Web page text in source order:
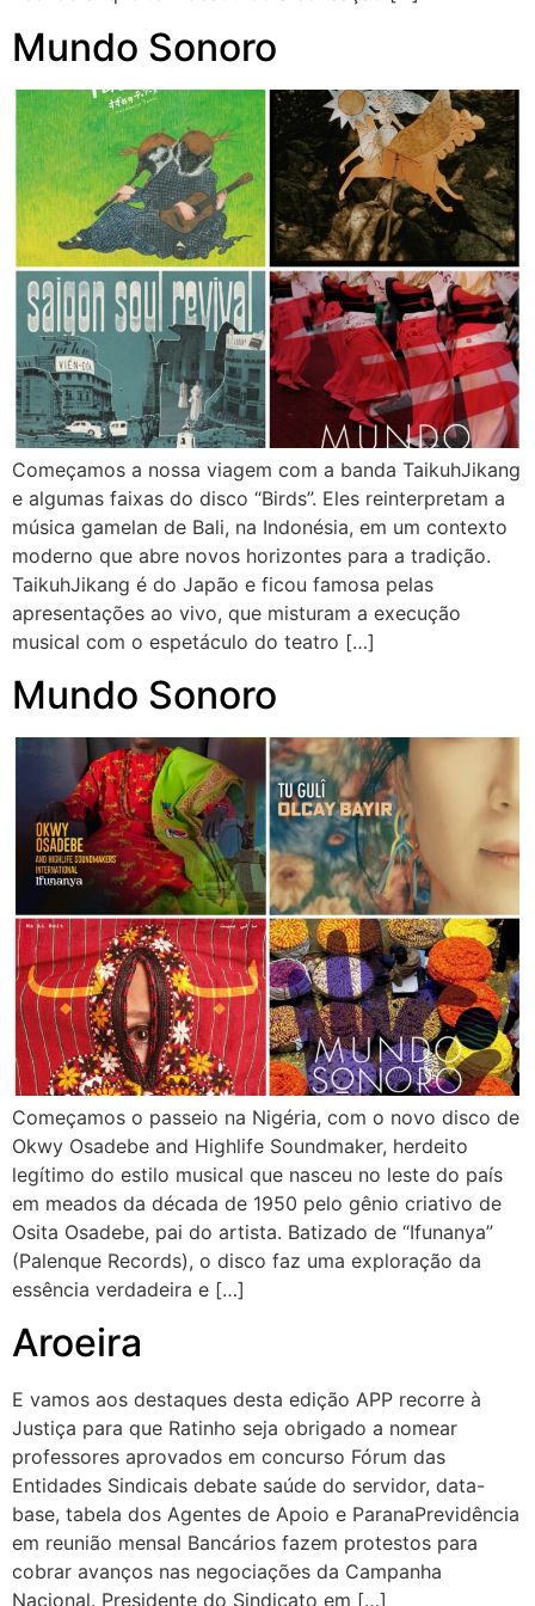
Mundo Sonoro
Começamos a nossa viagem com a banda TaikuhJikang
e algumas faixas do disco “Birds”. Eles reinterpretam a
música gamelan de Bali, na Indonésia, em um contexto
moderno que abre novos horizontes para a tradição.
TaikuhJikang é do Japão e ficou famosa pelas
apresentações ao vivo, que misturam a execução
musical com o espetáculo do teatro […]
Mundo Sonoro
Começamos o passeio na Nigéria, com o novo disco de
Okwy Osadebe and Highlife Soundmaker, herdeito
legítimo do estilo musical que nasceu no leste do país
em meados da década de 1950 pelo gênio criativo de
Osita Osadebe, pai do artista. Batizado de “Ifunanya”
(Palenque Records), o disco faz uma exploração da
essência verdadeira e […]
Aroeira
E vamos aos destaques desta edição APP recorre à
Justiça para que Ratinho seja obrigado a nomear
professores aprovados em concurso Fórum das
Entidades Sindicais debate saúde do servidor, data-
base, tabela dos Agentes de Apoio e ParanaPrevidência
em reunião mensal Bancários fazem protestos para
cobrar avanços nas negociações da Campanha
Nacional. Presidente do Sindicato em […]